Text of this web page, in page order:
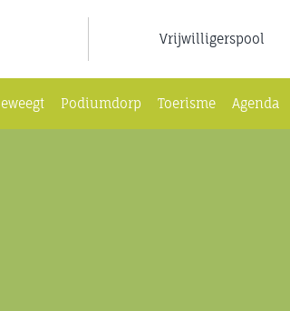
Vrijwilligerspool
Podiumdorp Toerisme Agenda